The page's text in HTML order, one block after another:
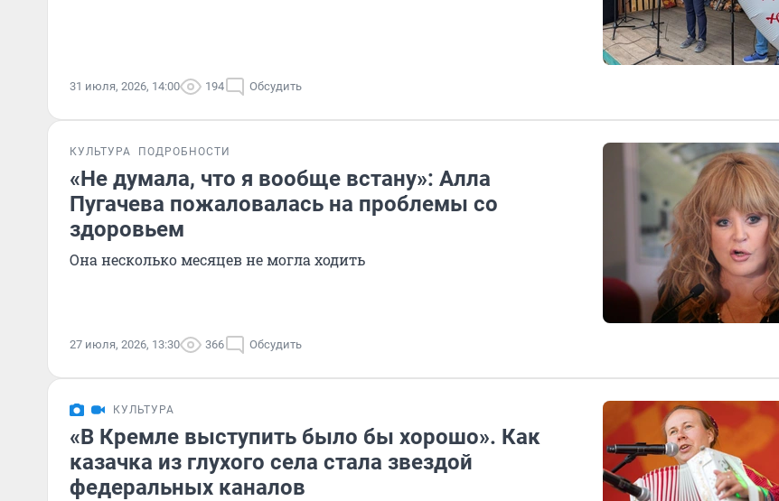
31 июля, 2026, 14:00 194 Обсудить
КУЛЬТУРА ПОДРОБНОСТИ
«Не думала, что я вообще встану»: Алла
Пугачева пожаловалась на проблемы со
здоровьем
Она несколько месяцев не могла ходить
27 июля, 2026, 13:30 366 Обсудить
КУЛЬТУРА
«В Кремле выступить было бы хорошо». Как
казачка из глухого села стала звездой
федеральных каналов